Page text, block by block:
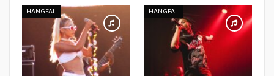
HANGFAL HANGFAL